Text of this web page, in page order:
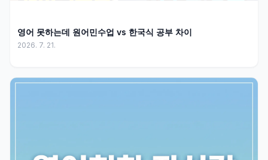
영어 못하는데 원어민수업 vs 한국식 공부 차이
2026. 7. 21.